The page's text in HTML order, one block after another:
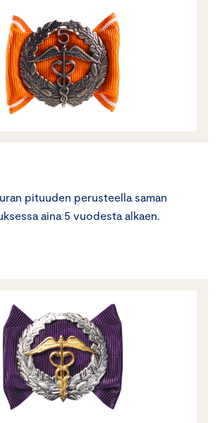
pituuden perusteella saman
aina 5 vuodesta alkaen.